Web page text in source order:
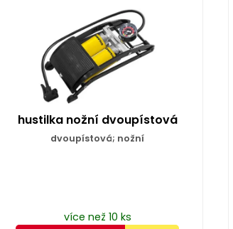
hustilka nožní dvoupístová
dvoupístová; nožní
více než 10 ks